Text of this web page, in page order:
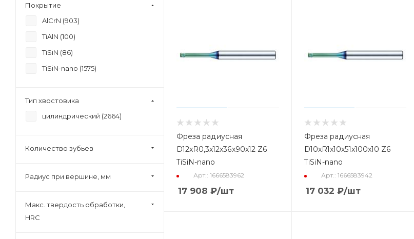
Фреза радиусная
D12xR0,3x12x36x90x12 Z6
TiSiN-nano
Арт.: 1666583962
17 908 ₽/шт
Фреза радиусная
D10xR1x10x51x100x10 Z6
TiSiN-nano
Арт.: 1666583942
17 032 ₽/шт
Покрытие
AlCrN (903)
TiAlN (100)
TiSiN (86)
TiSiN-nano (1575)
Тип хвостовика
цилиндрический (2664)
Количество зубьев
Радиус при вершине, мм
Макс. твердость обработки,
HRC